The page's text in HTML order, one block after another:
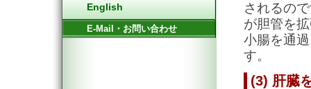
English
E-Mail・お問い合わせ
されるの
が胆管を
小腸を通
す。
(3) 肝臓